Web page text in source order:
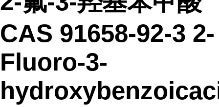
CAS 91658-92-3 2-
Fluoro-3-